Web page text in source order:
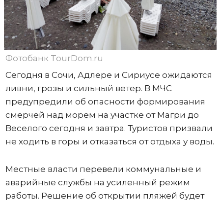
Фотобанк TourDom.ru
Сегодня в Сочи, Адлере и Сириусе ожидаются
ливни, грозы и сильный ветер. В МЧС
предупредили об опасности формирования
смерчей над морем на участке от Магри до
Веселого сегодня и завтра. Туристов призвали
не ходить в горы и отказаться от отдыха у воды.
Местные власти перевели коммунальные и
аварийные службы на усиленный режим
работы. Решение об открытии пляжей будет